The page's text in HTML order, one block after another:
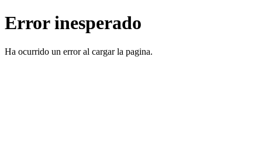
Error inesperado
Ha ocurrido un error al cargar la pagina.